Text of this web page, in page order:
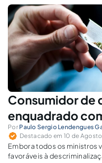
Consumidor de
enquadrado
Por Paulo Sergio Lendengues
Destacado em 10 de
Embora todos os ministros
favoráveis à